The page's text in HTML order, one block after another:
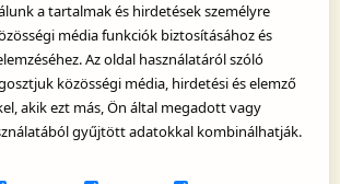
a tartalmak és hirdetések személyre
média funkciók biztosításához és
Az oldal használatáról szóló
közösségi média, hirdetési és elemző
akik ezt más, Ön által megadott vagy
gyűjtött adatokkal kombinálhatják.